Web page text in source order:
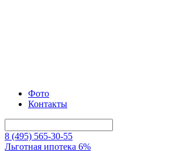
Фото
Контакты
8 (495) 565-30-55
Льготная ипотека 6%